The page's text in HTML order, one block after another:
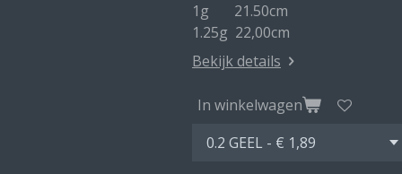
1g 21.50cm
1.25g 22,00cm
Bekijk details
In winkelwagen